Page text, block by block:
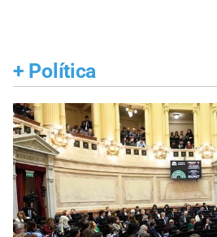
+ Política